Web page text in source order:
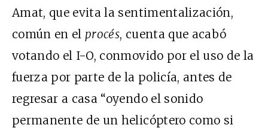
Amat, que evita la sentimentalización,
común en el procés, cuenta que acabó
votando el I-O, conmovido por el uso de la
fuerza por parte de la policía, antes de
regresar a casa “oyendo el sonido
permanente de un helicóptero como si